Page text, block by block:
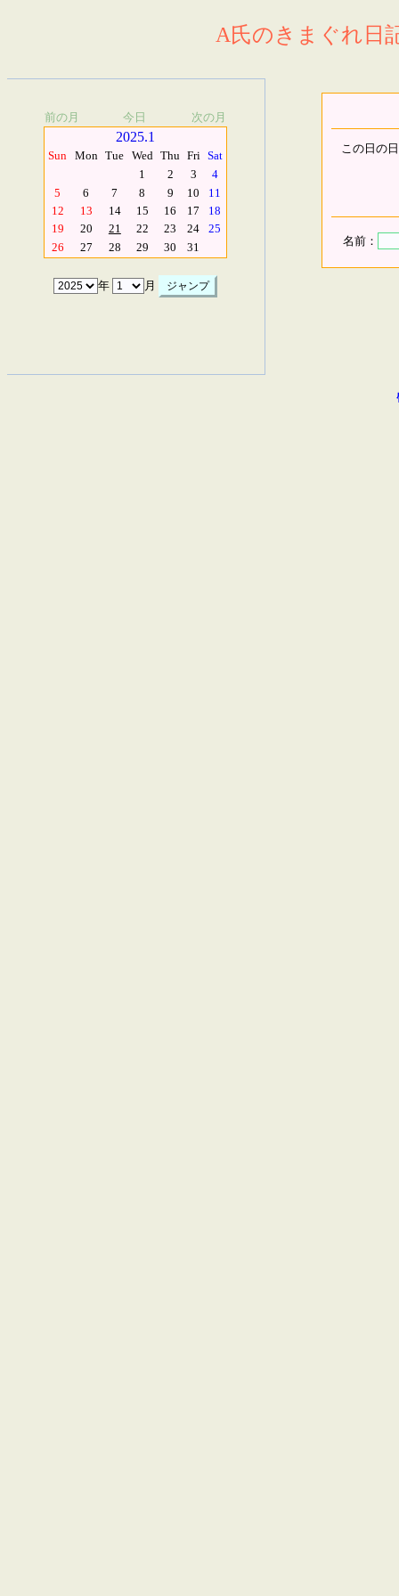
A氏のきまぐれ日
前の月 今日 次の月
2025.1
Sun Mon Tue Wed Thu Fri Sat
1
2 3
4
5
6 7 8 9 10
11
12
13 14 15 16 17
18
19
20 21 22 23 24
25
26
27 28 29 30 31
年 月
この日の
名前：